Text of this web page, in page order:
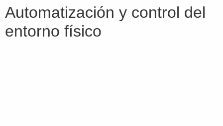
Automatización y control del
entorno físico